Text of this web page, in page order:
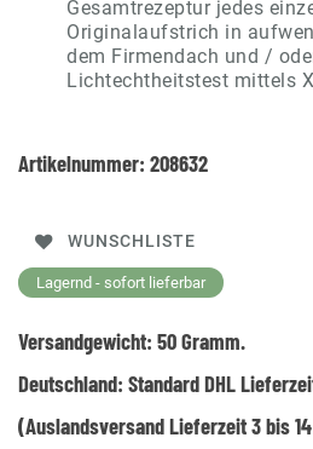
Gesamtrezeptur jedes
Originalaufstrich in
dem Firmendach und /
Lichtechtheitstest mittels
Artikelnummer: 208632
WUNSCHLISTE
Lagernd - sofort lieferbar
Versandgewicht: 50Gramm.
Deutschland: Standard DHL
(Auslandsversand Lieferzeit 3 bis